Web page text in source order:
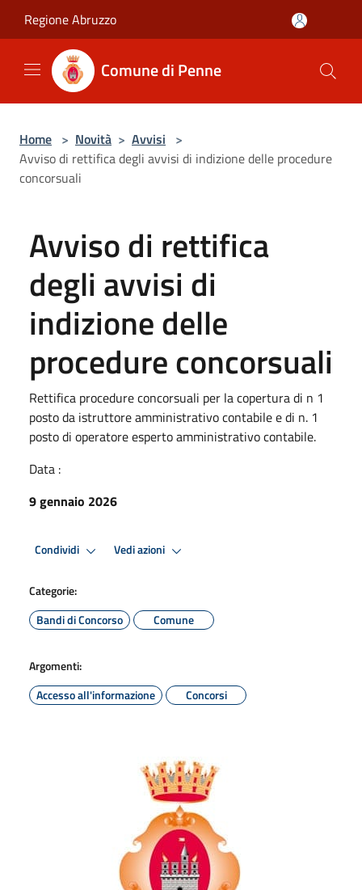
Regione Abruzzo
Comune di Penne
Home > Novità > Avvisi >
Avviso di rettifica degli avvisi di indizione delle procedure
concorsuali
Avviso di rettifica
degli avvisi di
indizione delle
procedure concorsuali
Rettifica procedure concorsuali per la copertura di n 1
posto da istruttore amministrativo contabile e di n. 1
posto di operatore esperto amministrativo contabile.
Data :
9 gennaio 2026
Condividi Vedi azioni
Categorie:
Bandi di Concorso
Comune
Argomenti:
Accesso all'informazione
Concorsi